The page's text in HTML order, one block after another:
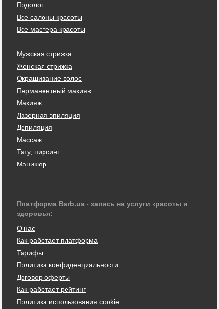
Подолог
Все салоны красоты
Все мастера красоты
Мужская стрижка
Женская стрижка
Окрашивание волос
Перманентный макияж
Макияж
Лазерная эпиляция
Депиляция
Массаж
Тату, пирсинг
Маникюр
Платформа Barb.ua - запись на услуги красоты и
здоровья:
О нас
Как работает платформа
Тарифы
Политика конфиденциальности
Договор оферты
Как работает рейтинг
Политика использования cookie